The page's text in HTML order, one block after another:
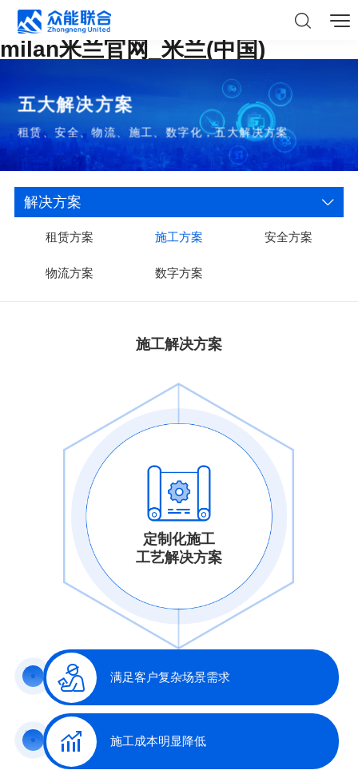
milan米兰官网_米兰(中国)
五大解决方案
租赁、安全、物流、施工、数字化，五大解决方案
解决方案
租赁方案 施工方案 安全方案
物流方案 数字方案
施工解决方案
定制化施工
工艺解决方案
满足客户复杂场景需求
施工成本明显降低